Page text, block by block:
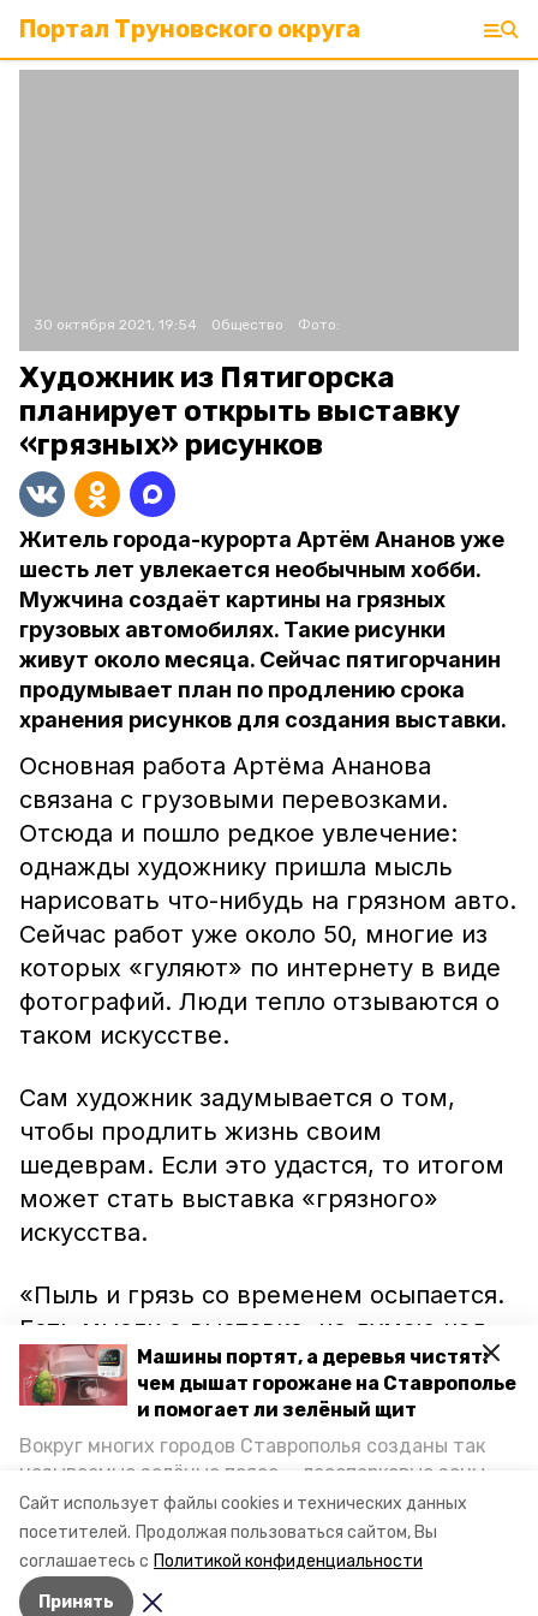
Сайт использует файлы cookies и технических данных
посетителей. Продолжая пользоваться сайтом, Вы
соглашаетесь с Политикой конфиденциальности
Принять
Машины портят, а деревья чистят:
чем дышат горожане на Ставрополье
и помогает ли зелёный щит
Вокруг многих городов Ставрополья созданы так
называемые зелёные пояса — лесопарковые зоны,
снижающие негативное воздействие выхлопных
газов на атмосферу. Справляются ли они с
постоянно растущим потоком автотранспорта и
каким воздухом дышат жители края, узнала
корреспондент «Победы26».
Портал Труновского округа
30 октября 2021, 19:54 Общество Фото:
Художник из Пятигорска
планирует открыть выставку
«грязных» рисунков
Житель города-курорта Артём Ананов уже
шесть лет увлекается необычным хобби.
Мужчина создаёт картины на грязных
грузовых автомобилях. Такие рисунки
живут около месяца. Сейчас пятигорчанин
продумывает план по продлению срока
хранения рисунков для создания выставки.
Основная работа Артёма Ананова
связана с грузовыми перевозками.
Отсюда и пошло редкое увлечение:
однажды художнику пришла мысль
нарисовать что-нибудь на грязном авто.
Сейчас работ уже около 50, многие из
которых «гуляют» по интернету в виде
фотографий. Люди тепло отзываются о
таком искусстве.
Сам художник задумывается о том,
чтобы продлить жизнь своим
шедеврам. Если это удастся, то итогом
может стать выставка «грязного»
искусства.
«Пыль и грязь со временем осыпается.
Есть мысли о выставке, но думаю над
тем, как сохранять эти рисунки, чтобы
они не смывались. Чтобы можно было
машинах, а на металле и поместить в
рамку», —рассказалАртём Ананов
«Победе26».
Авторы: Мила Гень